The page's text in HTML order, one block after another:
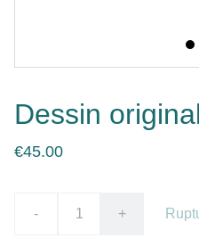
Dessin
€45.00
- +